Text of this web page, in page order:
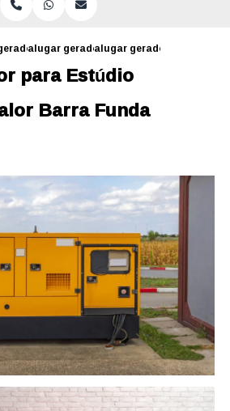
alugar gerador para eventos
alugar gerador para
para Estúdio
Barra Funda